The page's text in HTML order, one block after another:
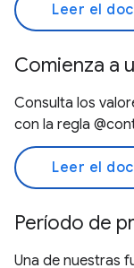
Leer el
Comienza a
Consulta los
con la regla
Leer el
Período de
Una de nuestras